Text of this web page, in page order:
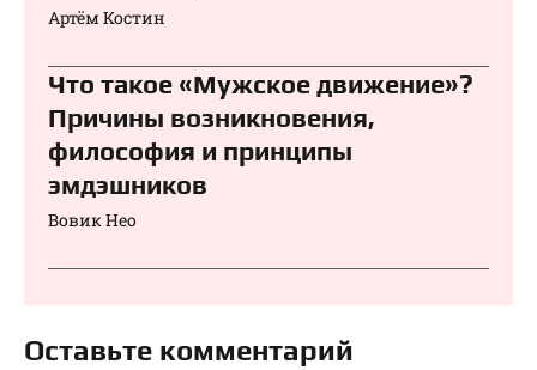
Артём Костин
Что такое «Мужское движение»?
Причины возникновения,
философия и принципы
эмдэшников
Вовик Нео
Оставьте комментарий